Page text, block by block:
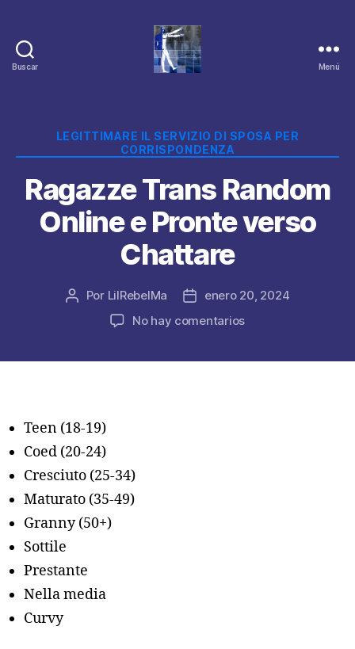
Buscar Menú
Categorías
LEGITTIMARE IL SERVIZIO DI SPOSA PER
CORRISPONDENZA
Ragazze Trans Random
Online e Pronte verso
Chattare
Autor
Por LilRebelMa
Fechaenero 20, 2024
No hay comentariosen
Teen (18-19)
Coed (20-24)
Cresciuto (25-34)
Maturato (35-49)
Granny (50+)
Sottile
Prestante
Nella media
Curvy